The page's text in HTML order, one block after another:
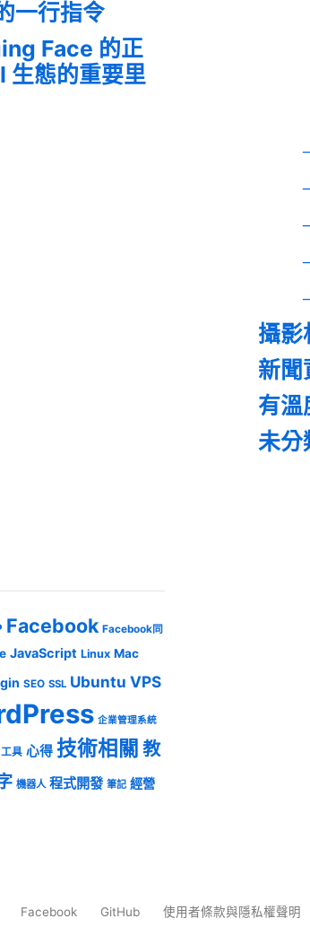
一行指令
Face 的正
生態的重要里
攝影
新聞
有溫
未分
Facebook Facebook同
JavaScript Linux Mac
SEO SSL Ubuntu VPS
企業管理系統
工具 心得 技術相關 教
機器人 程式開發 筆記 經營
Facebook GitHub 使用者條款與隱私權聲明